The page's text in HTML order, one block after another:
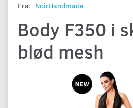
Fra: NoirHandmade
Body F350 i
blød mesh